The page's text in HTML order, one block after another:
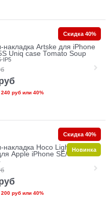
накладка Artske для iPhone
Uniq case Tomato Soup
IP5
240 рубили 40%
Скидка 40%
накладка Hoco Light Series
Apple iPhone SE/5/5s
200 рубили 40%
Скидка 40%
Новинка